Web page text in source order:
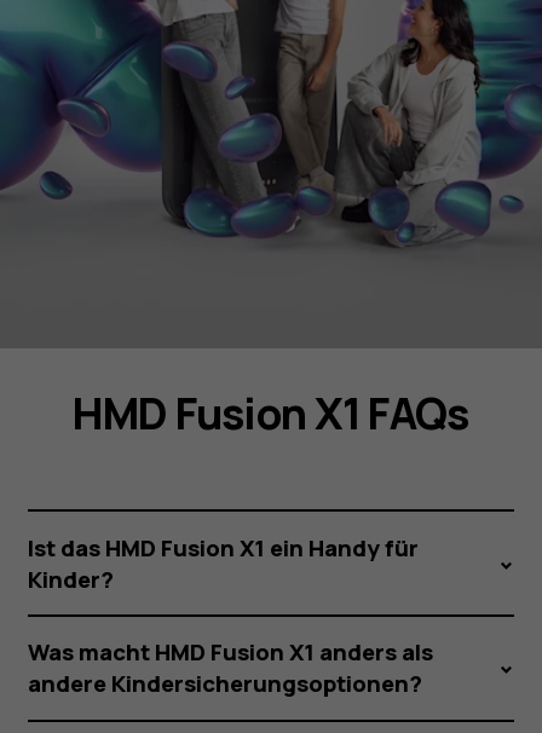
HMD Fusion X1 FAQs
Ist das HMD Fusion X1 ein Handy für
Kinder?
Was macht HMD Fusion X1 anders als
andere Kindersicherungsoptionen?